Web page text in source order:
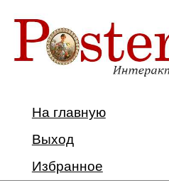
На главную
Выход
Избранное